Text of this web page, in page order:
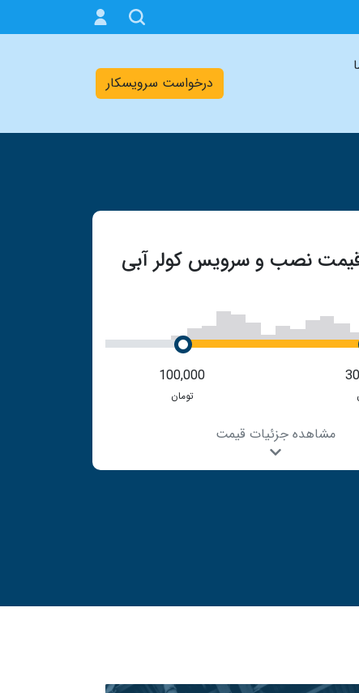
درخواست سرویسکار
نصب و سرویس کولر آبی
100,000
تومان
مشاهده جزئیات قیمت